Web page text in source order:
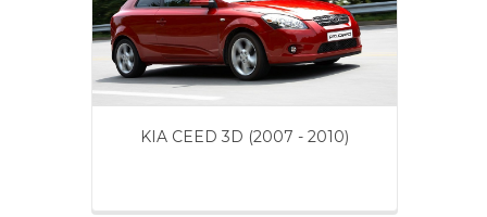
KIA CEED 3D (2007 - 2010)